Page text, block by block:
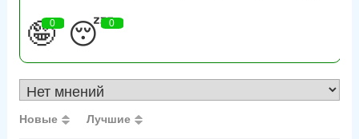
🤪
0 😴
0
Новые Лучшие